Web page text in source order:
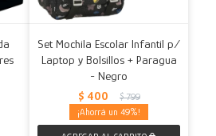
Set Mochila Escolar Infantil p/
Laptop y Bolsillos + Paragua
- Negro
$ 400 $ 799
49